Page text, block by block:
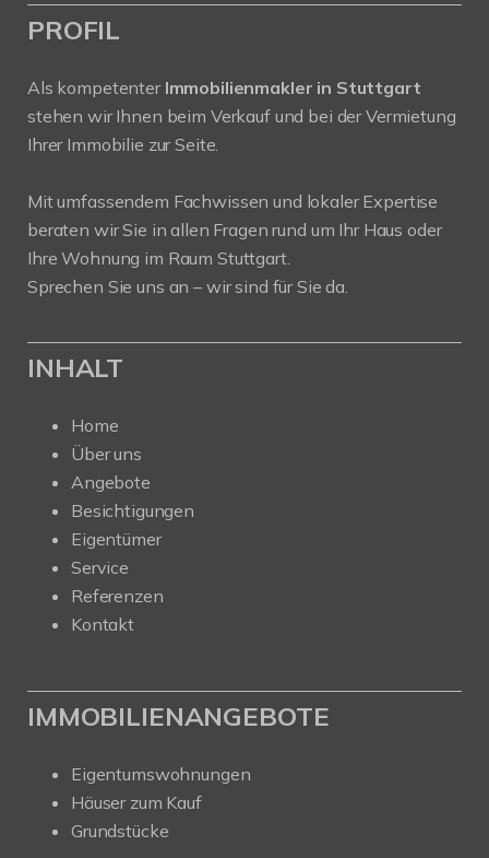
PROFIL
Als kompetenter Immobilienmakler in Stuttgart
stehen wir Ihnen beim Verkauf und bei der Vermietung
Ihrer Immobilie zur Seite.
Mit umfassendem Fachwissen und lokaler Expertise
beraten wir Sie in allen Fragen rund um Ihr Haus oder
Ihre Wohnung im Raum Stuttgart.
Sprechen Sie uns an – wir sind für Sie da.
INHALT
Home
Über uns
Angebote
Besichtigungen
Eigentümer
Service
Referenzen
Kontakt
IMMOBILIENANGEBOTE
Eigentumswohnungen
Häuser zum Kauf
Grundstücke